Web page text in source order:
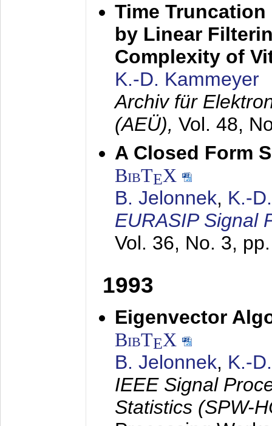
Time
by Linear
Complexity of
K.-D. Kammeyer
Archiv für
(AEÜ), Vol. 48,
A Closed Form
BibTEX
B. Jelonnek, K.-
EURASIP Signal
Vol. 36, No. 3,
1993
Eigenvector
BibTEX
B. Jelonnek, K.-
IEEE Signal
Statistics (SPW-